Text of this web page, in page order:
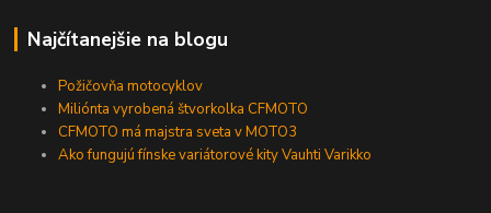
Najčítanejšie na blogu
Požičovňa motocyklov
Miliónta vyrobená štvorkolka CFMOTO
CFMOTO má majstra sveta v MOTO3
Ako fungujú fínske variátorové kity Vauhti Varikko